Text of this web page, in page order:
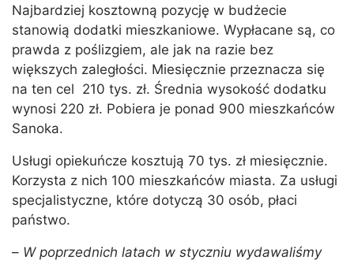
Najbardziej kosztowną pozycję w budżecie
stanowią dodatki mieszkaniowe. Wypłacane są, co
prawda z poślizgiem, ale jak na razie bez
większych zaległości. Miesięcznie przeznacza się
na ten cel 210 tys. zł. Średnia wysokość dodatku
wynosi 220 zł. Pobiera je ponad 900 mieszkańców
Sanoka.
Usługi opiekuńcze kosztują 70 tys. zł miesięcznie.
Korzysta z nich 100 mieszkańców miasta. Za usługi
specjalistyczne, które dotyczą 30 osób, płaci
państwo.
– W poprzednich latach w styczniu wydawaliśmy